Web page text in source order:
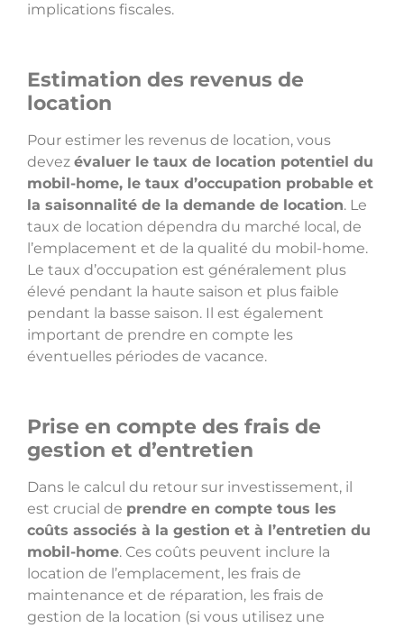
implications fiscales.
Estimation des revenus de
location
Pour estimer les revenus de location, vous
devez évaluer le taux de location potentiel du
mobil-home, le taux d’occupation probable et
la saisonnalité de la demande de location. Le
taux de location dépendra du marché local, de
l’emplacement et de la qualité du mobil-home.
Le taux d’occupation est généralement plus
élevé pendant la haute saison et plus faible
pendant la basse saison. Il est également
important de prendre en compte les
éventuelles périodes de vacance.
Prise en compte des frais de
gestion et d’entretien
Dans le calcul du retour sur investissement, il
est crucial de prendre en compte tous les
coûts associés à la gestion et à l’entretien du
mobil-home. Ces coûts peuvent inclure la
location de l’emplacement, les frais de
maintenance et de réparation, les frais de
gestion de la location (si vous utilisez une